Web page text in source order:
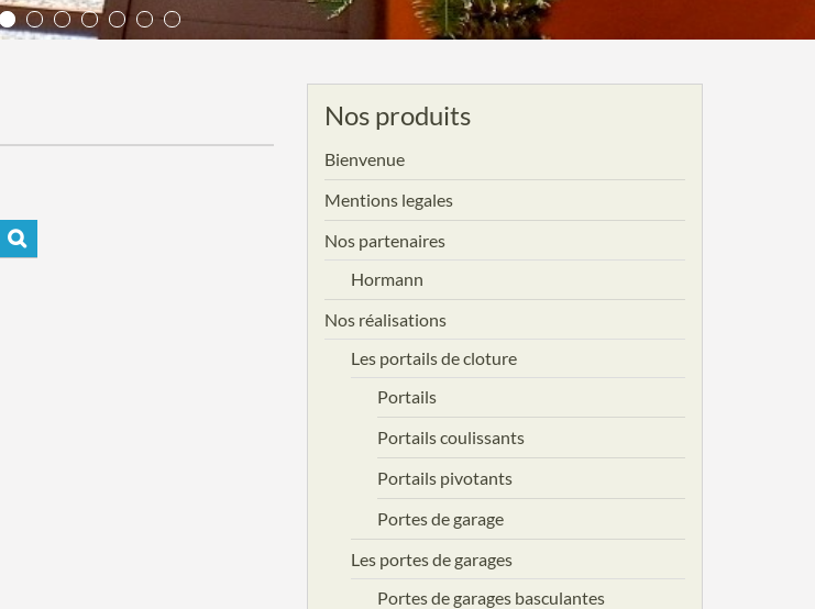
Nos produits
Bienvenue
Mentions legales
Nos partenaires
Hormann
Nos réalisations
Les portails de cloture
Portails
Portails coulissants
Portails pivotants
Portes de garage
Les portes de garages
Portes de garages basculantes